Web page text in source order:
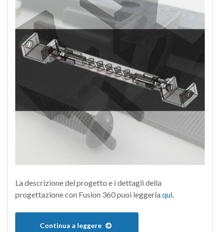
La descrizione del progetto e i dettagli della
progettazione con Fusion 360 puoi leggerla qui
Continua a leggere